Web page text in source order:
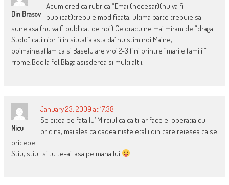
Din Brasov
Acum cred ca rubrica “Email(necesar)(nu va fi
publicat)trebuie modificata, ultima parte trebuie sa
sune asa (nu va fi publicat de noi).Ce dracu ne mai miram de “draga
Stolo” cati n’or fi in situatia asta da’ nu stim noi.Maine,
poimaine,aflam ca si Baselu are vro’ 2-3 fini printre “marile familii”
rrome,Boc la fel,Blaga asisderea si multi altii.
Nicu
January 23, 2009 at 17:38
Se citea pe fata lu’ Mirciulica ca ti-ar face el operatia cu
pricina, mai ales ca dadea niste etalii din care reiesea ca se
pricepe
Stiu, stiu…si tu te-ai lasa pe mana lui